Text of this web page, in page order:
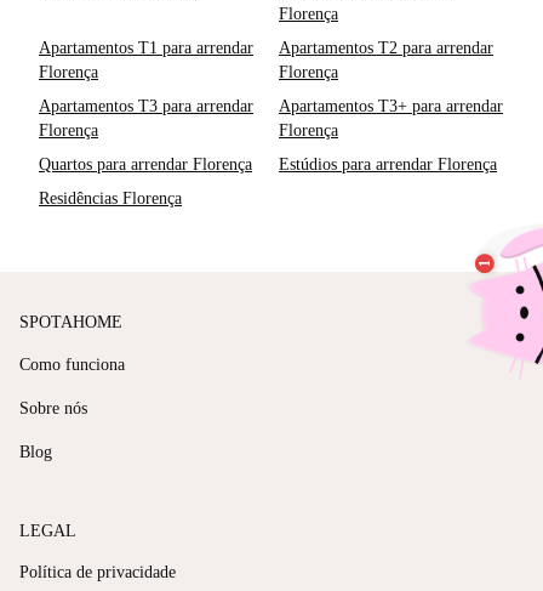
Florença
Apartamentos T1 para arrendar
Florença
Apartamentos T2 para arrendar
Florença
Apartamentos T3 para arrendar
Florença
Apartamentos T3+ para arrendar
Florença
Quartos para arrendar Florença
Estúdios para arrendar Florença
Residências Florença
SPOTAHOME
Como funciona
Sobre nós
Blog
LEGAL
Política de privacidade